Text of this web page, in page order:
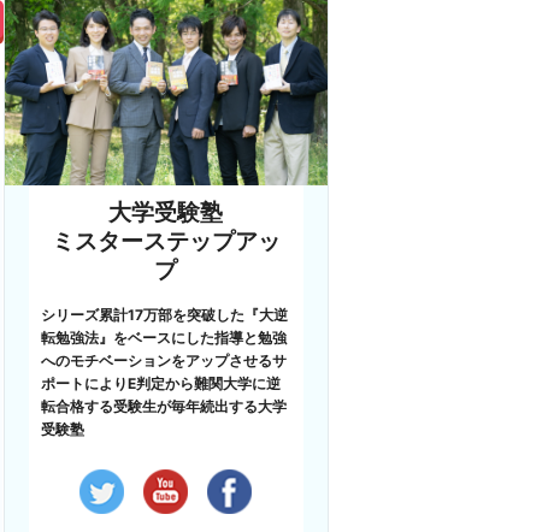
大学受験塾
ミスターステップアッ
プ
シリーズ累計17万部を突破した『大逆
転勉強法』をベースにした指導と勉強
へのモチベーションをアップさせるサ
ポートによりE判定から難関大学に逆
転合格する受験生が毎年続出する大学
受験塾